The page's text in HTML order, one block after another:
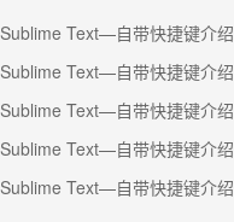
Sublime Text—自带快捷键介绍
Sublime Text—自带快捷键介绍
Sublime Text—自带快捷键介绍
Sublime Text—自带快捷键介绍
Sublime Text—自带快捷键介绍